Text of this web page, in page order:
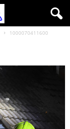
1000070411600